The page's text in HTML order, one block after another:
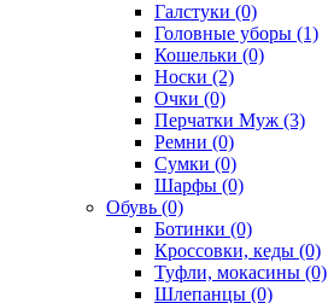
Галстуки (0)
Головные уборы (1)
Кошельки (0)
Носки (2)
Очки (0)
Перчатки Муж (3)
Ремни (0)
Сумки (0)
Шарфы (0)
Обувь (0)
Ботинки (0)
Кроссовки, кеды (0)
Туфли, мокасины (0)
Шлепанцы (0)